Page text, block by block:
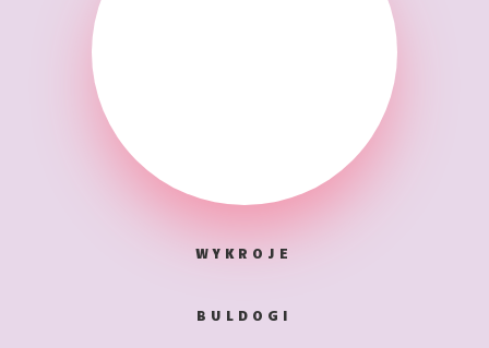
WYKROJE
BULDOGI